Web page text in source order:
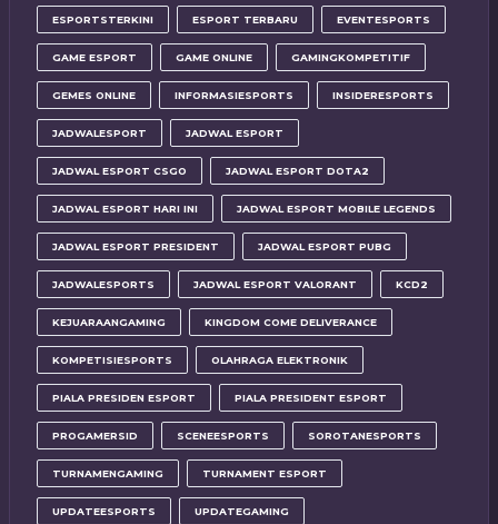
ESPORTSTERKINI ESPORT TERBARU EVENTESPORTS
GAME ESPORT GAME ONLINE GAMINGKOMPETITIF
GEMES ONLINE INFORMASIESPORTS INSIDERESPORTS
JADWALESPORT JADWAL ESPORT
JADWAL ESPORT CSGO JADWAL ESPORT DOTA2
JADWAL ESPORT HARI INI JADWAL ESPORT MOBILE LEGENDS
JADWAL ESPORT PRESIDENT JADWAL ESPORT PUBG
JADWALESPORTS JADWAL ESPORT VALORANT KCD2
KEJUARAANGAMING KINGDOM COME DELIVERANCE
KOMPETISIESPORTS OLAHRAGA ELEKTRONIK
PIALA PRESIDEN ESPORT PIALA PRESIDENT ESPORT
PROGAMERSID SCENEESPORTS SOROTANESPORTS
TURNAMENGAMING TURNAMENT ESPORT
UPDATEESPORTS UPDATEGAMING